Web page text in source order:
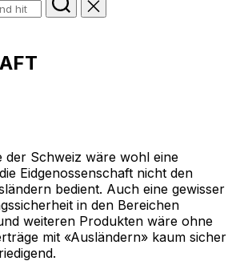
der Schweiz wäre wohl eine
Eidgenossenschaft nicht den
bedient. Auch eine gewisser
in den Bereichen
weiteren Produkten wäre ohne
mit «Ausländern» kaum sicher